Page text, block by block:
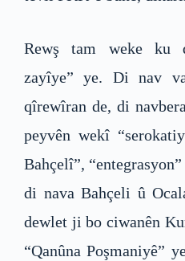
Rewş tam weke ku
zayîye” ye. Di nav
qîrewîran de, di
peyvên wekî
Bahçelî”,
di nava Bahçeli û
dewlet ji bo ciwanên
“Qanûna Poşmaniyê”